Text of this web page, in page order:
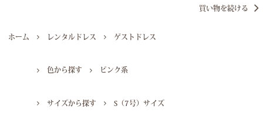
買い物を続ける
ホーム レンタルドレス ゲストドレス
色から探す ピンク系
サイズから探す S（7号）サイズ